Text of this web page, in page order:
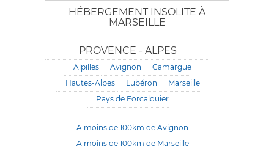
HÉBERGEMENT INSOLITE À
MARSEILLE
PROVENCE - ALPES
Alpilles Avignon
Camargue
Hautes-Alpes
Lubéron
Marseille
Pays de Forcalquier
A moins de 100km de Avignon
A moins de 100km de Marseille